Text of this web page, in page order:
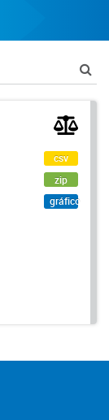
csv
zip
gráfico